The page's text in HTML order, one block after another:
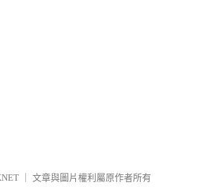
文章與圖片權利屬原作者所有